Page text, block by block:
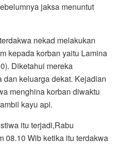
jaksa menuntut
nekad melakukan
kepada korban yaitu Lamina
Diketahui mereka
dan keluarga dekat. Kejadian
menghina korban diwaktu
kayu api.
itu terjadi,Rabu
08.10 Wib ketika itu terdakwa